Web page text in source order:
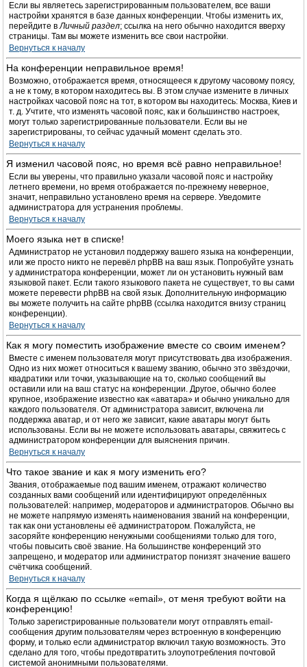
Если вы являетесь зарегистрированным пользователем, все ваши
настройки хранятся в базе данных конференции. Чтобы изменить их,
перейдите вЛичный раздел; ссылка на него обычно находится вверху
страницы. Там вы можете изменить все свои настройки.
Вернуться к началу
На конференции неправильное время!
Возможно, отображается время, относящееся к другому часовому поясу,
а не к тому, в котором находитесь вы. В этом случае измените в личных
настройках часовой пояс на тот, в котором вы находитесь: Москва, Киев и
т. д. Учтите, что изменять часовой пояс, как и большинство настроек,
могут только зарегистрированные пользователи. Если вы не
зарегистрированы, то сейчас удачный момент сделать это.
Вернуться к началу
Я изменил часовой пояс, но время всё равно неправильное!
Если вы уверены, что правильно указали часовой пояс и настройку
летнего времени, но время отображается по-прежнему неверное,
значит, неправильно установлено время на сервере. Уведомите
администратора для устранения проблемы.
Вернуться к началу
Моего языка нет в списке!
Администратор не установил поддержку вашего языка на конференции,
или же просто никто не перевёл phpBB на ваш язык. Попробуйте узнать
у администратора конференции, может ли он установить нужный вам
языковой пакет. Если такого языкового пакета не существует, то вы сами
можете перевести phpBB на свой язык. Дополнительную информацию
вы можете получить на сайте phpBB (ссылка находится внизу страниц
конференции).
Вернуться к началу
Как я могу поместить изображение вместе со своим именем?
Вместе с именем пользователя могут присутствовать два изображения.
Одно из них может относиться к вашему званию, обычно это звёздочки,
квадратики или точки, указывающие на то, сколько сообщений вы
оставили или на ваш статус на конференции. Другое, обычно более
крупное, изображение известно как «аватара» и обычно уникально для
каждого пользователя. От администратора зависит, включена ли
поддержка аватар, и от него же зависит, какие аватары могут быть
использованы. Если вы не можете использовать аватары, свяжитесь с
администратором конференции для выяснения причин.
Вернуться к началу
Что такое звание и как я могу изменить его?
Звания, отображаемые под вашим именем, отражают количество
созданных вами сообщений или идентифицируют определённых
пользователей: например, модераторов и администраторов. Обычно вы
не можете напрямую изменять наименования званий на конференции,
так как они установлены её администратором. Пожалуйста, не
засоряйте конференцию ненужными сообщениями только для того,
чтобы повысить своё звание. На большинстве конференций это
запрещено, и модератор или администратор понизят значение вашего
счётчика сообщений.
Вернуться к началу
Когда я щёлкаю по ссылке «email», от меня требуют войти на
конференцию!
Только зарегистрированные пользователи могут отправлять email-
сообщения другим пользователям через встроенную в конференцию
форму, и только если администратор включил такую возможность. Это
сделано для того, чтобы предотвратить злоупотребления почтовой
системой анонимными пользователями.